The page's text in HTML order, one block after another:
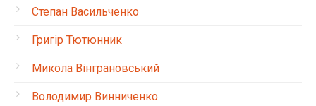
Степан Васильченко
Григір Тютюнник
Микола Вінграновський
Володимир Винниченко